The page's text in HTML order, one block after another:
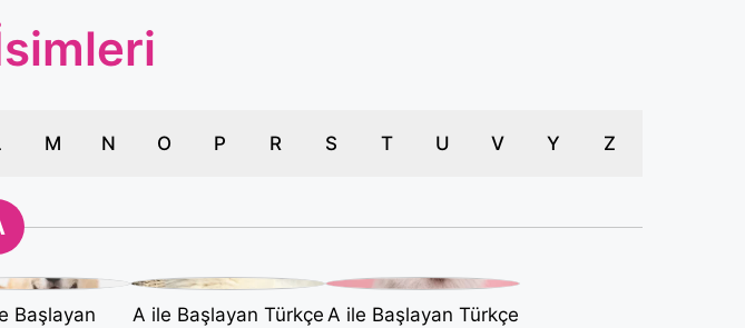
M N O P R S T U V Y Z
Başlayan
A ile Başlayan Türkçe A ile Başlayan Türkçe